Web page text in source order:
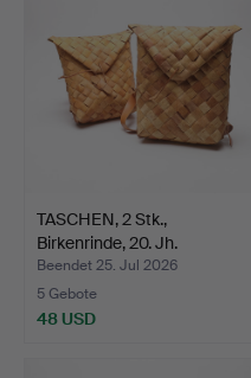
TASCHEN, 2 Stk.,
Birkenrinde, 20. Jh.
Beendet 25. Jul 2026
5 Gebote
48 USD